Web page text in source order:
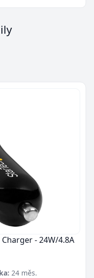
Charger - 24W/4.8A
24 měs.